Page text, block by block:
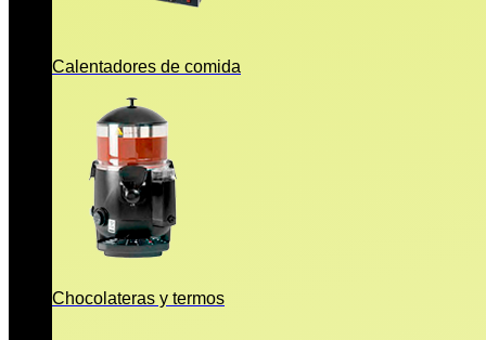
Calentadores de comida
Chocolateras y termos